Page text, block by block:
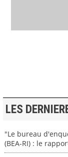
LES
"Le bureau
(BEA-RI) : le